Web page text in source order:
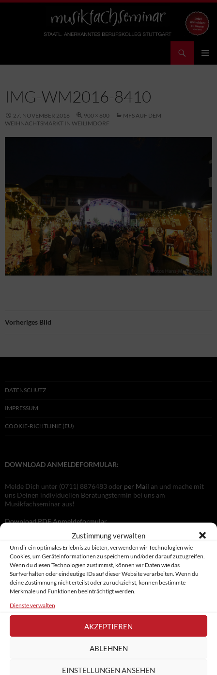
Zustimmung verwalten
Um dir ein optimales Erlebnis zu bieten, verwenden wir Technologien wie
Cookies, um Geräteinformationen zu speichern und/oder darauf zuzugreifen.
Wenn du diesen Technologien zustimmst, können wir Daten wie das
Surfverhalten oder eindeutige IDs auf dieser Website verarbeiten. Wenn du
deine Zustimmung nicht erteilst oder zurückziehst, können bestimmte
Merkmale und Funktionen beeinträchtigt werden.
Dienste verwalten
AKZEPTIEREN
ABLEHNEN
EINSTELLUNGEN ANSEHEN
Zum
IMG-WM2016-8410
27. NOVEMBER 2016 900 × 600
MFS AUF DEM
WEIHNACHTSMARKT IN WEILIMDORF
Vorheriges Bild
DATENSCHUTZ
IMPRESSUM
COOKIE-RICHTLINIE (EU)
DOWNLOAD ANMELDEFORMULAR:
Melde Dich unter (0711) 8876483 oder per Mail an und mache mit
uns Deinen individuellen Beratungstermin bei uns am
Musikfachseminar aus!
Download PDF Anmeldeformular
BESUCHE UNS AUF DER AUSBILDUNGSMESSE HORIZON: